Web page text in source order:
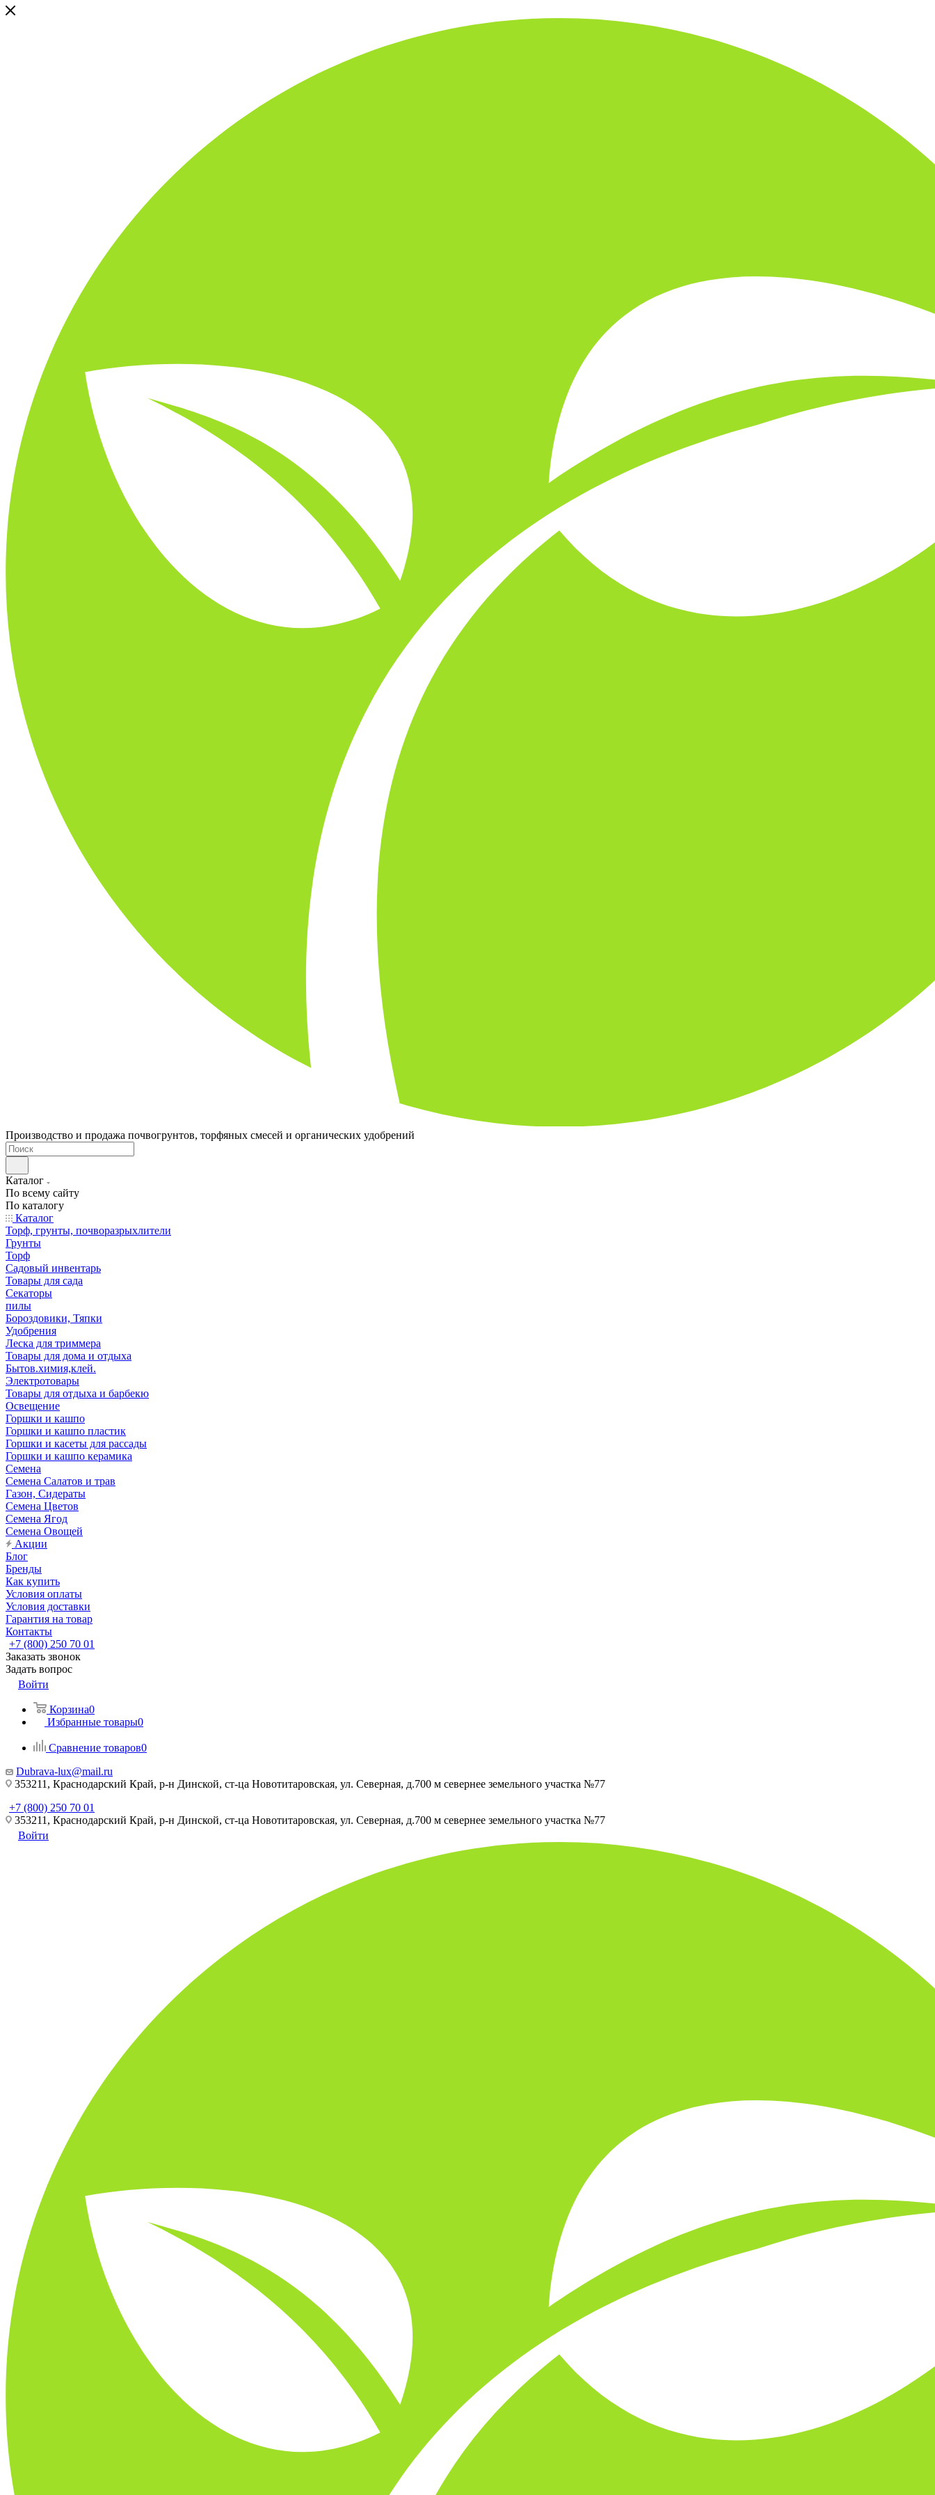
Производство и продажа почвогрунтов, торфяных смесей и органических удобрений
Каталог
По всему сайту
По каталогу
Каталог
Торф, грунты, почворазрыхлители
Грунты
Торф
Садовый инвентарь
Товары для сада
Секаторы
пилы
Бороздовики, Тяпки
Удобрения
Леска для триммера
Товары для дома и отдыха
Бытов.химия,клей.
Электротовары
Товары для отдыха и барбекю
Освещение
Горшки и кашпо
Горшки и кашпо пластик
Горшки и касеты для рассады
Горшки и кашпо керамика
Семена
Семена Салатов и трав
Газон, Сидераты
Семена Цветов
Семена Ягод
Семена Овощей
Акции
Блог
Бренды
Как купить
Условия оплаты
Условия доставки
Гарантия на товар
Контакты
+7 (800) 250 70 01
Заказать звонок
Задать вопрос
Войти
Корзина0
Избранные товары0
Сравнение товаров0
Dubrava-lux@mail.ru
353211, Краснодарский Край, р-н Динской, ст-ца Новотитаровская, ул. Северная, д.700 м севернее земельного участка №77
+7 (800) 250 70 01
353211, Краснодарский Край, р-н Динской, ст-ца Новотитаровская, ул. Северная, д.700 м севернее земельного участка №77
Войти